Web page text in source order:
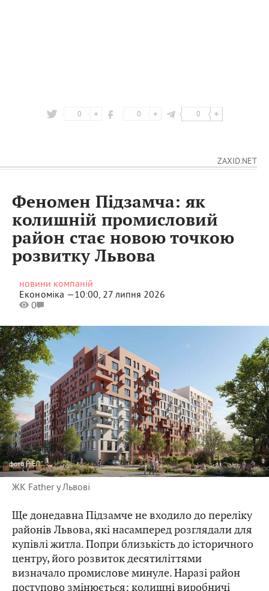
0 0 0
ZAXID.NET
Феномен Підзамча: як
колишній промисловий
район стає новою точкою
розвитку Львова
новини компаній
Економіка —10:00, 27 липня 2026
0
фотоРІЕЛ
ЖК Father у Львові
Ще донедавна Підзамче не входило до переліку
районів Львова, які насамперед розглядали для
купівлі житла. Попри близькість до історичного
центру, його розвиток десятиліттями
визначало промислове минуле. Наразі район
поступово змінюється: колишні виробничі